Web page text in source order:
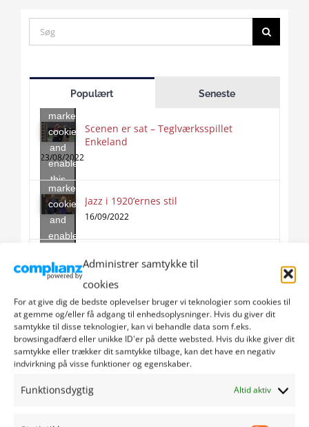
Administrer samtykke til
cookies
For at give dig de bedste oplevelser bruger vi teknologier som cookies til
at gemme og/eller få adgang til enhedsoplysninger. Hvis du giver dit
samtykke til disse teknologier, kan vi behandle data som f.eks.
browsingadfærd eller unikke ID'er på dette websted. Hvis du ikke giver dit
samtykke eller trækker dit samtykke tilbage, kan det have en negativ
indvirkning på visse funktioner og egenskaber.
Funktionsdygtig Altid aktiv
Search
for:
Populært Seneste
accept
marketing
cookies
and
enable
this
content
Scenen er sat – Teglværksspillet
Enkeland
23/08/2022
Click
to
marketing
cookies
and
enable
content
Jazz i 1920’ernes stil
16/09/2022
Click
to
accept
cookies
and
this
content
Jazz i 1920’ernes stil (3:3)
Seneste nyheder
Æ uchs ouer å synnejysk – Pusse 6:16
Bag om Sporten – Skydning – Parasport